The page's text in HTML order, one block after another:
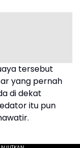
tersebut
yang pernah
di dekat
itu pun